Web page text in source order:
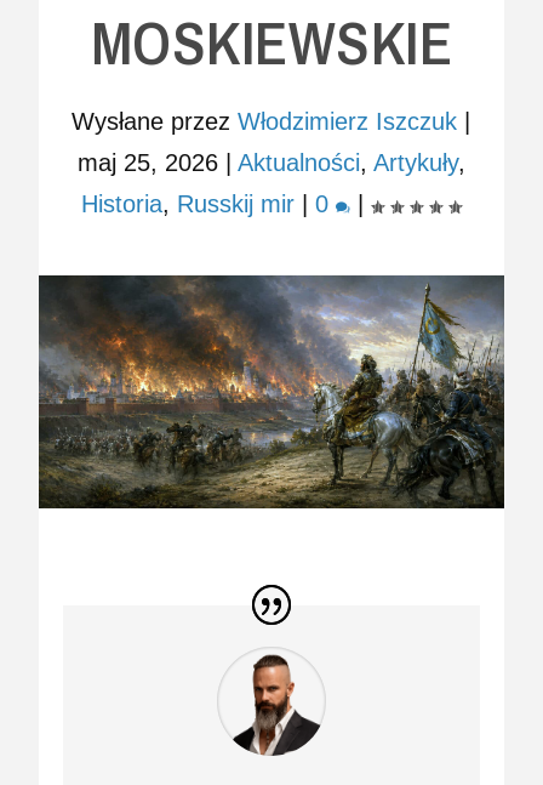
MOSKIEWSKIE
Wysłane przezWłodzimierz Iszczuk
maj 25, 2026| Aktualności, Artykuły,
Historia, Russkij mir |0 |